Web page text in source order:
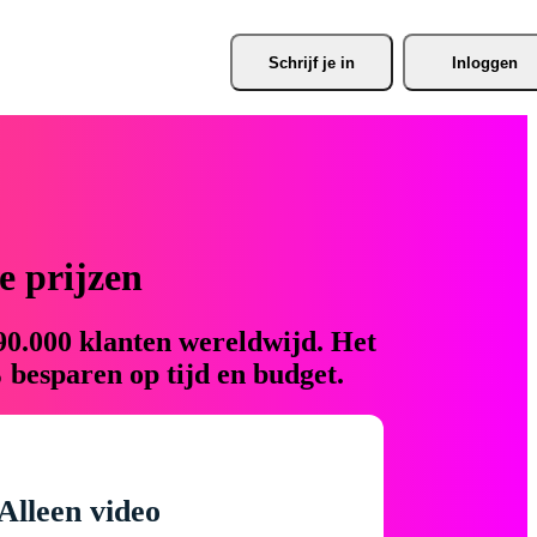
Schrijf je in Inloggen
prijzen
klanten wereldwijd. Het
op tijd en budget.
video